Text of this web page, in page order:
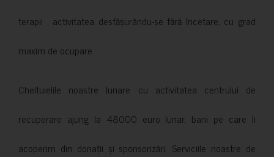
terapii , activitatea desfășurându-se fără încetare, cu grad
maxim de ocupare.
Cheltuielile noastre lunare cu activitatea centrului de
recuperare ajung la 48000 euro lunar, bani pe care îi
acoperim din donații și sponsorizări. Serviciile noastre de